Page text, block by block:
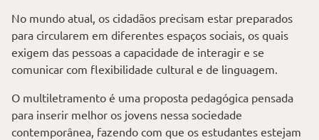
No mundo atual, os cidadãos precisam estar preparados
para circularem em diferentes espaços sociais, os quais
exigem das pessoas a capacidade de interagir e se
comunicar com flexibilidade cultural e de linguagem.
O multiletramento é uma proposta pedagógica pensada
para inserir melhor os jovens nessa sociedade
contemporânea, fazendo com que os estudantes estejam